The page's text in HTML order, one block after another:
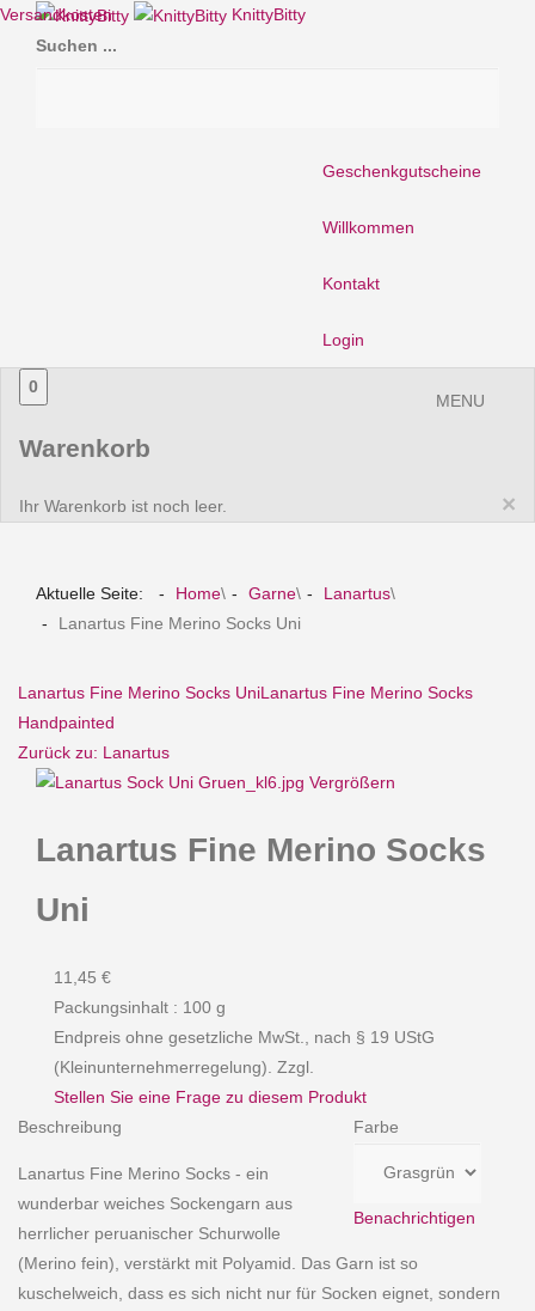
KnittyBitty
Suchen ...
Geschenkgutscheine
Willkommen
Kontakt
Login
MENU
0
Warenkorb
×
Ihr Warenkorb ist noch leer.
Aktuelle Seite: Home\ Garne\ Lanartus\
Lanartus Fine Merino Socks Uni
Lanartus Fine Merino Socks UniLanartus Fine Merino Socks
Handpainted
Zurück zu: Lanartus
Vergrößern
Lanartus Fine Merino Socks
Uni
11,45 €
Packungsinhalt : 100 g
Endpreis ohne gesetzliche MwSt., nach § 19 UStG
(Kleinunternehmerregelung). Zzgl.
Versandkosten
Stellen Sie eine Frage zu diesem Produkt
Farbe
Benachrichtigen
Beschreibung
Lanartus Fine Merino Socks - ein
wunderbar weiches Sockengarn aus
herrlicher peruanischer Schurwolle
(Merino fein), verstärkt mit Polyamid. Das Garn ist so
kuschelweich, dass es sich nicht nur für Socken eignet, sondern